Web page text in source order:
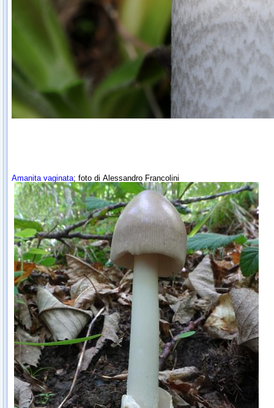
Amanita vaginata; foto di Alessandro Francolini